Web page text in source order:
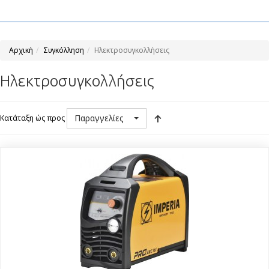
Αρχική Συγκόλληση Ηλεκτροσυγκολλήσεις
Ηλεκτροσυγκολλήσεις
Κατάταξη ώς προς Παραγγελίες